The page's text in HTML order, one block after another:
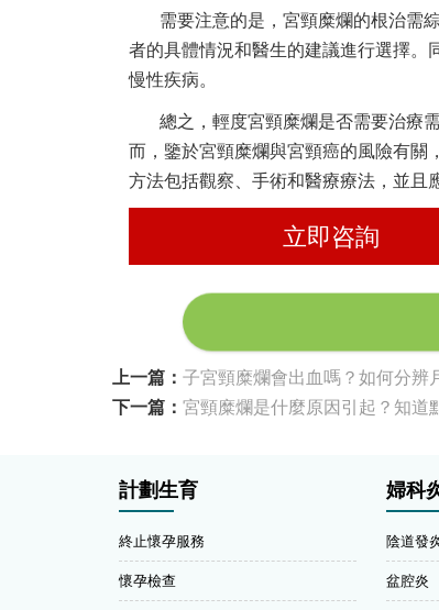
需要注意的是，宮頸糜爛的根治需
者的具體情況和醫生的建議進行選擇
慢性疾病。
總之，輕度宮頸糜爛是否需要治療
而，鑒於宮頸糜爛與宮頸癌的風險有關
方法包括觀察、手術和醫療療法，並且
立即咨詢
上一篇： 子宮頸糜爛會出血嗎？如何分辨
下一篇： 宮頸糜爛是什麼原因引起？知道
計劃生育
終止懷孕服務
懷孕檢查
婦科
陰道發
盆腔炎